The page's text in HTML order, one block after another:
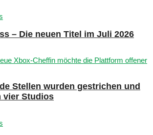
– Die neuen Titel im Juli 2026
Stellen wurden gestrichen und
vier Studios